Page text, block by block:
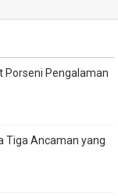
Porseni Pengalaman
Tiga Ancaman yang